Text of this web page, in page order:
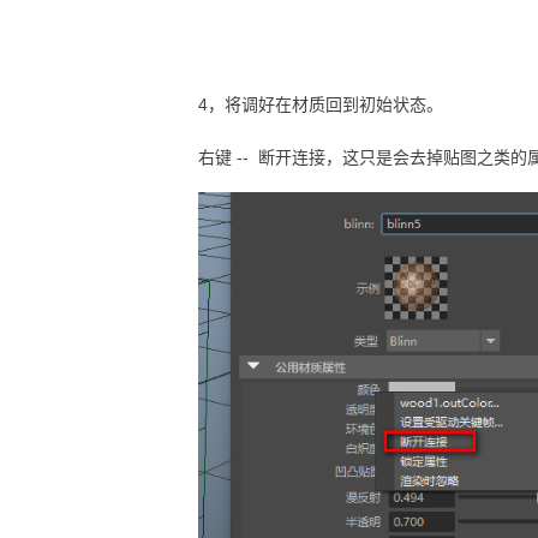
4，将调好在材质回到初始状态。
右键 -- 断开连接，这只是会去掉贴图之类的